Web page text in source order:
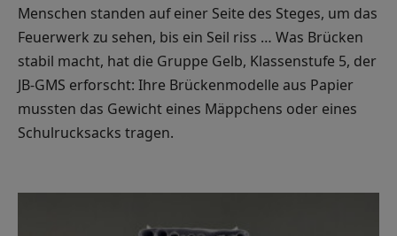
Menschen standen auf einer Seite des Steges, um das
Feuerwerk zu sehen, bis ein Seil riss … Was Brücken
stabil macht, hat die Gruppe Gelb, Klassenstufe 5, der
JB-GMS erforscht: Ihre Brückenmodelle aus Papier
mussten das Gewicht eines Mäppchens oder eines
Schulrucksacks tragen.